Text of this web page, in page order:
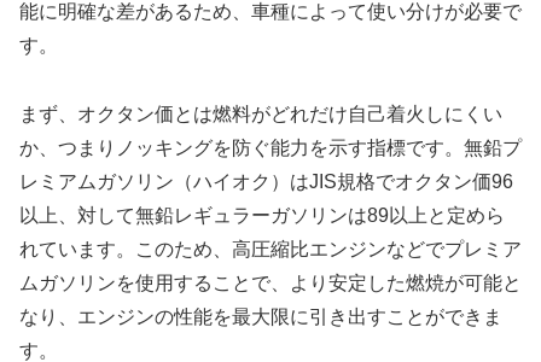
能に明確な差があるため、車種によって使い分けが必要で
す。
まず、オクタン価とは燃料がどれだけ自己着火しにくい
か、つまりノッキングを防ぐ能力を示す指標です。無鉛プ
レミアムガソリン（ハイオク）はJIS規格でオクタン価96
以上、対して無鉛レギュラーガソリンは89以上と定めら
れています。このため、高圧縮比エンジンなどでプレミア
ムガソリンを使用することで、より安定した燃焼が可能と
なり、エンジンの性能を最大限に引き出すことができま
す。